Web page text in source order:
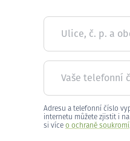
Ulice, č. p. a
Vaše telefonní
Adresu a telefonní číslo
internetu můžete zjistit i
si více o ochraně soukromí.